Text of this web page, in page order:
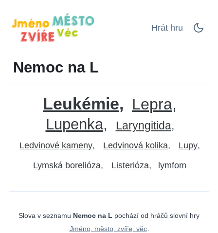
Hrát hru
Nemoc na L
Leukémie Lepra
Lupenka Laryngitida
Ledvinové kameny Ledvinová kolika Lupy
Lymská borelióza Listerióza lymfom
Slova v seznamu Nemoc na L pochází od hráčů slovní hry
Jméno, město, zvíře, věc